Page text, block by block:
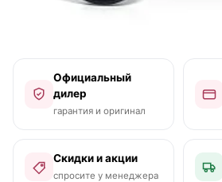
Официальный
дилер
гарантия и оригинал
Скидки и акции
спросите у менеджера